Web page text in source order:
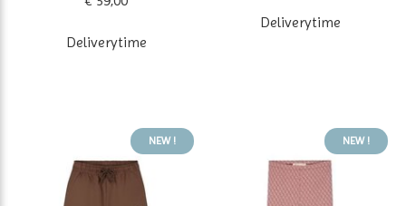
Deliverytime
Deliverytime
NEW ! NEW !